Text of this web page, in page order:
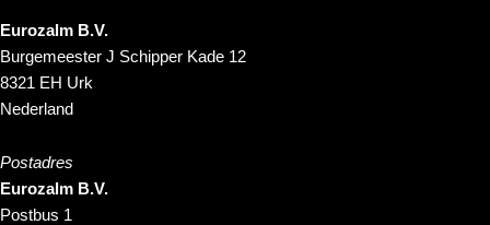
Eurozalm B.V.
Burgemeester J Schipper Kade 12
8321 EH Urk
Nederland
Postadres
Eurozalm B.V.
Postbus 1